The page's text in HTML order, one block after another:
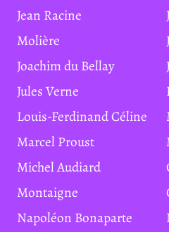
Jean Racine
Molière
Joachim du Bellay
Jules Verne
Louis-Ferdinand Céline
Marcel Proust
Michel Audiard
Montaigne
Napoléon Bonaparte